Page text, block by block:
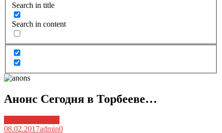
Search in title
Search in content
Анонс Сегодня в Торбееве…
08.02.2017admin0